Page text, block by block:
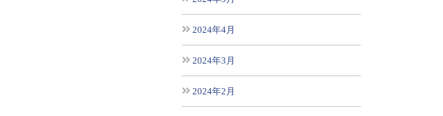
2024年4月
2024年3月
2024年2月